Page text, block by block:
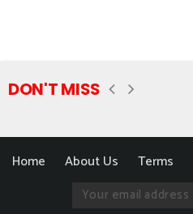
DON'T MISS
Home About Us Terms